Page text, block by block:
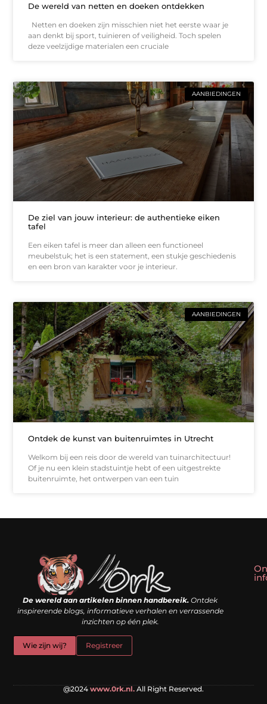
De wereld van netten en doeken ontdekken
Netten en doeken zijn misschien niet het eerste waar je
aan denkt bij sport, tuinieren of veiligheid. Toch spelen
deze veelzijdige materialen een cruciale
AANBIEDINGEN
De ziel van jouw interieur: de authentieke eiken
tafel
Een eiken tafel is meer dan alleen een functioneel
meubelstuk; het is een statement, een stukje geschiedenis
en een bron van karakter voor je interieur.
AANBIEDINGEN
Ontdek de kunst van buitenruimtes in Utrecht
Welkom bij een reis door de wereld van tuinarchitectuur!
Of je nu een klein stadstuintje hebt of een uitgestrekte
buitenruimte, het ontwerpen van een tuin
De wereld aan artikelen binnen handbereik. Ontdek
inspirerende blogs, informatieve verhalen en verrassende
inzichten op één plek.
Wie zijn wij? Registreer
@2024 www.0rk.nl. All Right Reserved.